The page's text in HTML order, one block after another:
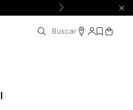
Buscar